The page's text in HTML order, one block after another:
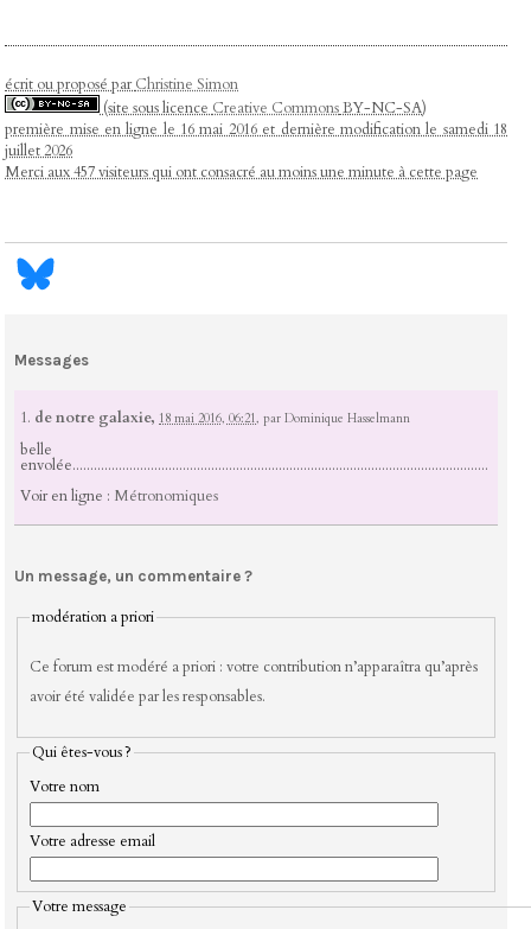
écrit ou proposé parChristine Simon
(site sous licence Creative CommonsBY-NC-SA)
première mise en ligne le 16 mai 2016 et dernière modification le samedi 18
juillet 2026
Merci aux 457 visiteurs qui ont consacré au moins une minute à cette page
Messages
1. de notre galaxie, 18 mai 2016, 06:21,parDominique Hasselmann
belle
envolée.....................................................................................................................
Voir en ligne : Métronomiques
Un message, un commentaire ?
modération a priori
Ce forum est modéré a priori : votre contribution n’apparaîtra qu’après
avoir été validée par les responsables.
Qui êtes-vous ?
Votre nom
Votre adresse email
Votre message